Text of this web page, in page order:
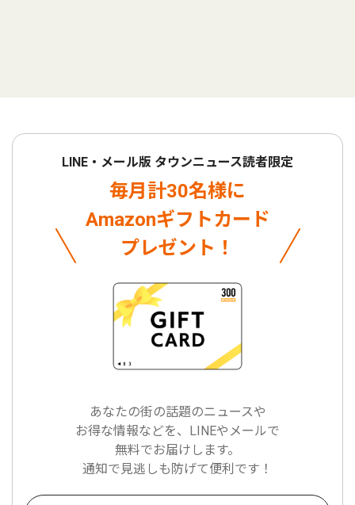
LINE・メール版 タウンニュース読者限定
毎月計30名様に
Amazonギフトカード
プレゼント！
あなたの街の話題のニュースや
お得な情報などを、LINEやメールで
無料でお届けします。
通知で見逃しも防げて便利です！